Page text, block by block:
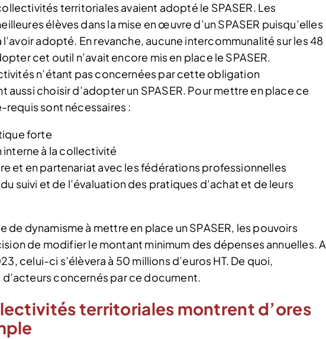
territoriales avaient adopté le SPASER. Les
élèves dans la mise en œuvre d’un SPASER puisqu’elles
adopté. En revanche, aucune intercommunalité sur les 48
cet outil n’avait encore mis en place le SPASER.
n’étant pas concernées par cette obligation
aussi choisir d’adopter un SPASER. Pour mettre en place ce
requis sont nécessaires :
forte
interne à la collectivité
et en partenariat avec les fédérations professionnelles
suivi et de l’évaluation des pratiques d’achat et de leurs
de dynamisme à mettre en place un SPASER, les pouvoirs
de modifier le montant minimum des dépenses annuelles. A
celui-ci s’élèvera à 50 millions d’euros HT. De quoi,
concernés par ce document.
territoriales montrent d’ores